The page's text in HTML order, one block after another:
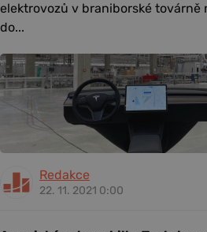
elektrovozů v braniborské továrně
do...
Redakce
22. 11. 2021 0:00